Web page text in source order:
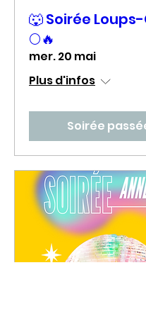
🐺 Soirée
🌕🔥
mer. 20 mai
Plus d'infos
Soirée